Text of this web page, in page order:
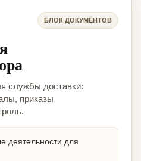
БЛОК ДОКУМЕНТОВ
службы доставки:
приказы
деятельности для